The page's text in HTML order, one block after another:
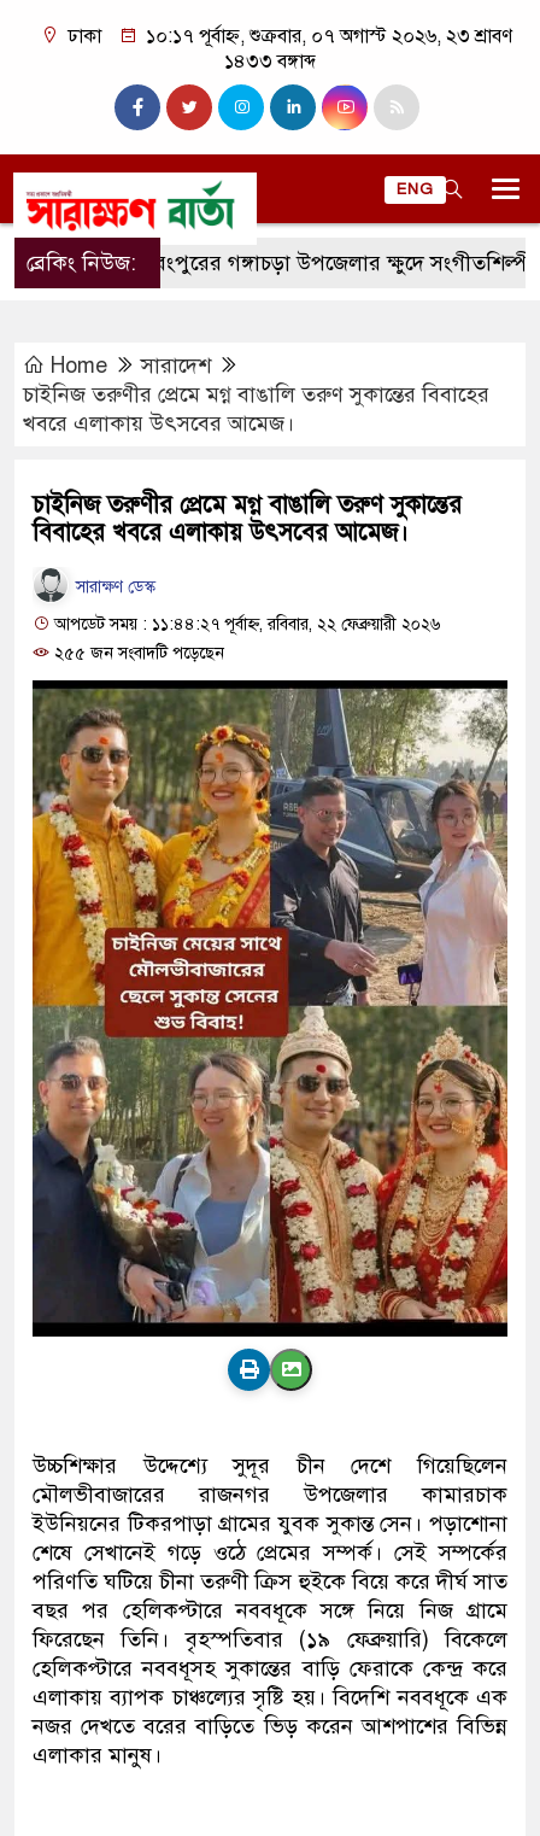
ঢাকা
১০:১৭ পূর্বাহ্ন, শুক্রবার, ০৭ অগাস্ট ২০২৬, ২৩ শ্রাবণ
১৪৩৩ বঙ্গাব্দ
ENG
ব্রেকিং নিউজ:রংপুরের গঙ্গাচড়া উপজেলার ক্ষুদে সংগীতশিল্পী অনুশ্রী
Home
সারাদেশ
চাইনিজ তরুণীর প্রেমে মগ্ন বাঙালি তরুণ সুকান্তের বিবাহের
খবরে এলাকায় উৎসবের আমেজ।
চাইনিজ তরুণীর প্রেমে মগ্ন বাঙালি তরুণ সুকান্তের
বিবাহের খবরে এলাকায় উৎসবের আমেজ।
সারাক্ষণ ডেস্ক
আপডেট সময় : ১১:৪৪:২৭ পূর্বাহ্ন, রবিবার, ২২ ফেব্রুয়ারী ২০২৬
২৫৫ জন সংবাদটি পড়েছেন
উচ্চশিক্ষার উদ্দেশ্যে সুদূর চীন দেশে গিয়েছিলেন
মৌলভীবাজারের রাজনগর উপজেলার কামারচাক
ইউনিয়নের টিকরপাড়া গ্রামের যুবক সুকান্ত সেন। পড়াশোনা
শেষে সেখানেই গড়ে ওঠে প্রেমের সম্পর্ক। সেই সম্পর্কের
পরিণতি ঘটিয়ে চীনা তরুণী ক্রিস হুইকে বিয়ে করে দীর্ঘ সাত
বছর পর হেলিকপ্টারে নববধূকে সঙ্গে নিয়ে নিজ গ্রামে
ফিরেছেন তিনি। বৃহস্পতিবার (১৯ ফেব্রুয়ারি) বিকেলে
হেলিকপ্টারে নববধূসহ সুকান্তের বাড়ি ফেরাকে কেন্দ্র করে
এলাকায় ব্যাপক চাঞ্চল্যের সৃষ্টি হয়। বিদেশি নববধূকে এক
নজর দেখতে বরের বাড়িতে ভিড় করেন আশপাশের বিভিন্ন
এলাকার মানুষ।